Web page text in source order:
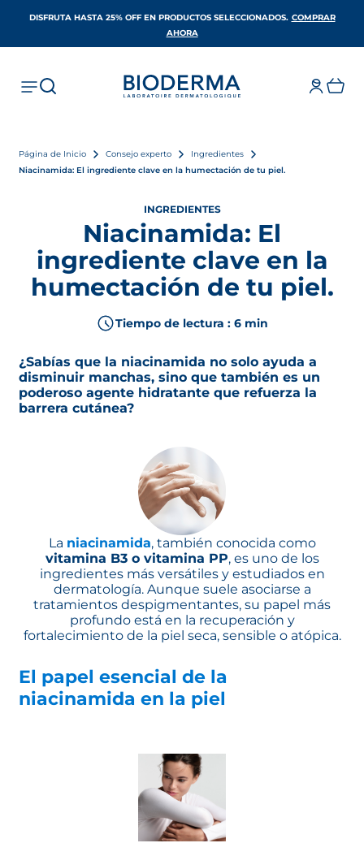
DISFRUTA HASTA 25% OFF EN PRODUCTOS SELECCIONADOS​. COMPRAR
AHORA
Página de Inicio Consejo experto
Ingredientes
Niacinamida: El ingrediente clave en la humectación de tu piel.​
INGREDIENTES
Niacinamida: El
ingrediente clave en la
humectación de tu piel.​
Tiempo de lectura : 6 min
¿Sabías que la niacinamida no solo ayuda a
disminuir manchas, sino que también es un
poderoso agente hidratante que refuerza la
barrera cutánea?
La niacinamida, también conocida como
vitamina B3 o vitamina PP, es uno de los
ingredientes más versátiles y estudiados en
dermatología. Aunque suele asociarse a
tratamientos despigmentantes, su papel más
profundo está en la recuperación y
fortalecimiento de la piel seca, sensible o atópica.
El papel esencial de la
niacinamida en la piel